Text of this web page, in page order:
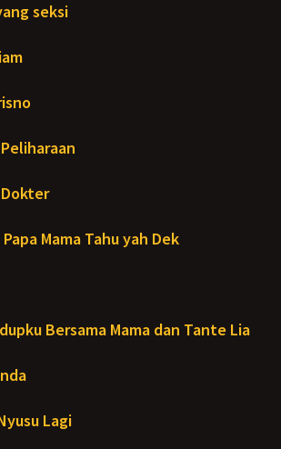
seksi
Mama Tahu yah Dek
Bersama Mama dan Tante Lia
Lagi